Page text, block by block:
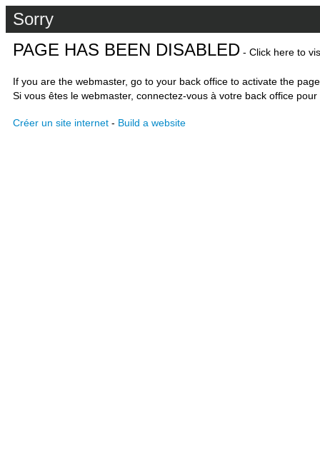
Sorry
PAGE HAS BEEN DISABLED - Click here to
If you are the webmaster, go to your back office to activate the
Si vous êtes le webmaster, connectez-vous à votre back office
Créer un site internet - Build a website